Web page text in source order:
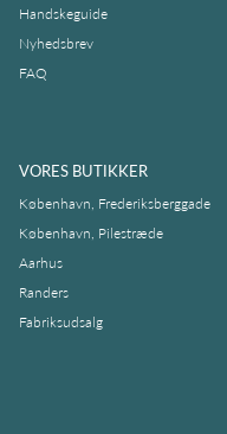
Handskeguide
Nyhedsbrev
FAQ
VORES BUTIKKER
København, Frederiksberggade
København, Pilestræde
Aarhus
Randers
Fabriksudsalg